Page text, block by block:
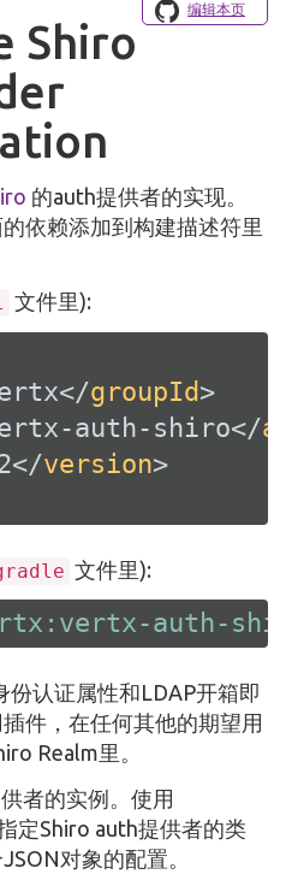
编辑本页
Shiro
的auth提供者的实现。
依赖添加到构建描述符里
文件里):
</groupId>
auth-shiro</
</version>
文件里):
auth-
认证属性和LDAP开箱即
件，在任何其他的期望用
Realm里。
者的实例。使用
定Shiro auth提供者的类
对象的配置。